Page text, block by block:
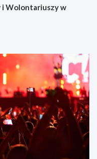
i Wolontariuszy w